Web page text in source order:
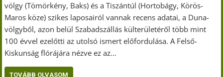
völgy (Tömörkény, Baks) és a Tiszántúl (Hortobágy, Körös-
Maros köze) szikes laposairól vannak recens adatai, a Duna-
völgyből, azon belül Szabadszállás külterületéről több mint
100 évvel ezelőtti az utolsó ismert előfordulása. A Felső-
Kiskunság flórájára nézve ez az…
TOVÁBB OLVASOM